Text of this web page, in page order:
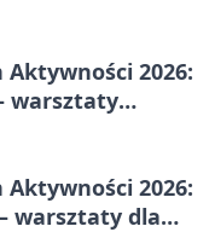
2026:
warsztaty
2026:
warsztaty dla